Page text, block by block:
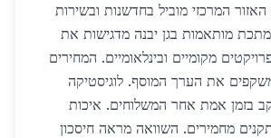
המרכזי מוביל בחדשנות ובשירות
מותאמות בגן יבנה מדגישות את
מקומיים ובינלאומיים. המחירים
את הערך המוסף. לוגיסטיקה
בזמן אמת אחר המשלוחים. איכות
מחמירים. השוואה מראה חיסכון